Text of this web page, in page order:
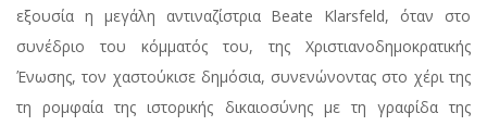
εξουσία η μεγάλη αντιναζίστρια Beate Klarsfeld, όταν στο
συνέδριο του κόμματός του, της Χριστιανοδημοκρατικής
Ένωσης, τον χαστούκισε δημόσια, συνενώνοντας στο χέρι της
τη ρομφαία της ιστορικής δικαιοσύνης με τη γραφίδα της